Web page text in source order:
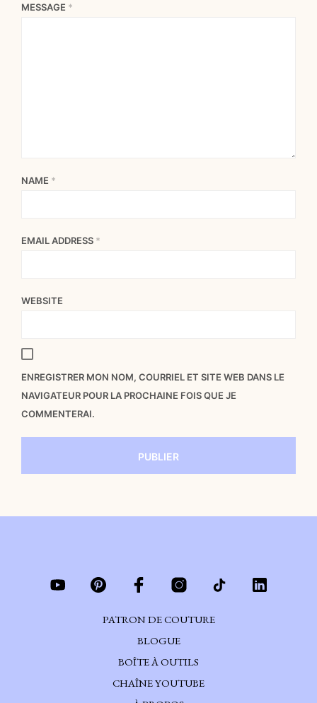
MESSAGE *
NAME *
EMAIL ADDRESS *
WEBSITE
ENREGISTRER MON NOM, COURRIEL ET SITE WEB DANS LE
NAVIGATEUR POUR LA PROCHAINE FOIS QUE JE
COMMENTERAI.
PATRON DE COUTURE
BLOGUE
BOÎTE À OUTILS
CHAÎNE YOUTUBE